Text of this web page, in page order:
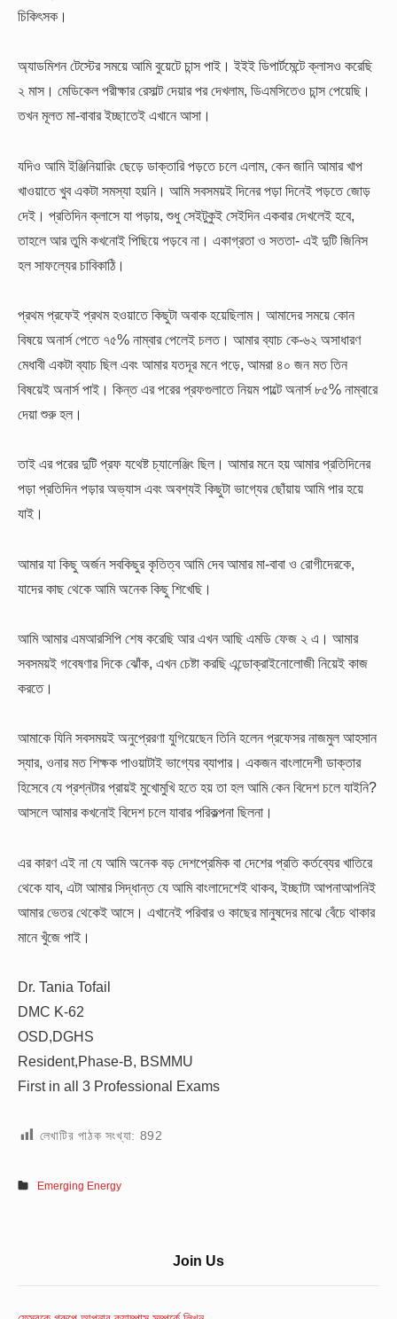
চিকিৎসক।
অ্যাডমিশন টেস্টের সময়ে আমি বুয়েটে চান্স পাই। ইইই ডিপার্টমেন্টে ক্লাসও করেছি
২ মাস। মেডিকেল পরীক্ষার রেসাল্ট দেয়ার পর দেখলাম, ডিএমসিতেও চান্স পেয়েছি।
তখন মূলত মা-বাবার ইচ্ছাতেই এখানে আসা।
যদিও আমি ইঞ্জিনিয়ারিং ছেড়ে ডাক্তারি পড়তে চলে এলাম, কেন জানি আমার খাপ
খাওয়াতে খুব একটা সমস্যা হয়নি। আমি সবসময়ই দিনের পড়া দিনেই পড়তে জোড়
দেই। প্রতিদিন ক্লাসে যা পড়ায়, শুধু সেইটুকুই সেইদিন একবার দেখলেই হবে,
তাহলে আর তুমি কখনোই পিছিয়ে পড়বে না। একাগ্রতা ও সততা- এই দুটি জিনিস
হল সাফল্যের চাবিকাঠি।
প্রথম প্রফেই প্রথম হওয়াতে কিছুটা অবাক হয়েছিলাম। আমাদের সময়ে কোন
বিষয়ে অনার্স পেতে ৭৫% নাম্বার পেলেই চলত। আমার ব্যাচ কে-৬২ অসাধারণ
মেধাবী একটা ব্যাচ ছিল এবং আমার যতদূর মনে পড়ে, আমরা ৪০ জন মত তিন
বিষয়েই অনার্স পাই। কিন্ত এর পরের প্রফগুলাতে নিয়ম পাল্টে অনার্স ৮৫% নাম্বারে
দেয়া শুরু হল।
তাই এর পরের দুটি প্রফ যথেষ্ট চ্যালেঞ্জিং ছিল। আমার মনে হয় আমার প্রতিদিনের
পড়া প্রতিদিন পড়ার অভ্যাস এবং অবশ্যই কিছুটা ভাগ্যের ছোঁয়ায় আমি পার হয়ে
যাই।
আমার যা কিছু অর্জন সবকিছুর কৃতিত্ব আমি দেব আমার মা-বাবা ও রোগীদেরকে,
যাদের কাছ থেকে আমি অনেক কিছু শিখেছি।
আমি আমার এমআরসিপি শেষ করেছি আর এখন আছি এমডি ফেজ ২ এ। আমার
সবসময়ই গবেষণার দিকে ঝোঁক, এখন চেষ্টা করছি এন্ডোক্রাইনোলোজী নিয়েই কাজ
করতে।
আমাকে যিনি সবসময়ই অনুপ্রেরণা যুগিয়েছেন তিনি হলেন প্রফেসর নাজমুল আহসান
স্যার, ওনার মত শিক্ষক পাওয়াটাই ভাগ্যের ব্যাপার। একজন বাংলাদেশী ডাক্তার
হিসেবে যে প্রশ্নটার প্রায়ই মুখোমুখি হতে হয় তা হল আমি কেন বিদেশ চলে যাইনি?
আসলে আমার কখনোই বিদেশ চলে যাবার পরিকল্পনা ছিলনা।
এর কারণ এই না যে আমি অনেক বড় দেশপ্রেমিক বা দেশের প্রতি কর্তব্যের খাতিরে
থেকে যাব, এটা আমার সিদ্ধান্ত যে আমি বাংলাদেশেই থাকব, ইচ্ছাটা আপনাআপনিই
আমার ভেতর থেকেই আসে। এখানেই পরিবার ও কাছের মানুষদের মাঝে বেঁচে থাকার
মানে খুঁজে পাই।
Dr. Tania Tofail
DMC K-62
OSD,DGHS
Resident,Phase-B, BSMMU
First in all 3 Professional Exams
লেখাটির পাঠক সংখ্যা: 892
Emerging Energy
Join Us